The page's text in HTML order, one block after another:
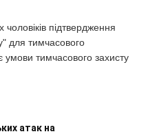
чоловіків підтвердження
для тимчасового
тимчасового захисту
атак на